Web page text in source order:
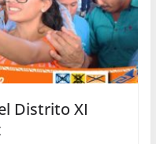
Distrito XI